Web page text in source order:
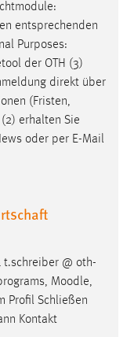
entsprechenden
Purposes:
der OTH (3)
direkt über
(Fristen,
erhalten Sie
oder per E-Mail
t.schreiber @ oth-
Moodle,
Profil Schließen
Kontakt
anzuzeigen.
Websites